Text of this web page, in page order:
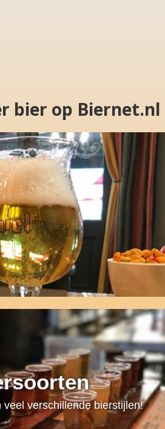
bier op Biernet.nl
veel verschillende bierstijlen!